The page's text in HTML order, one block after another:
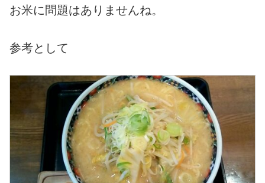
お米に問題はありませんね。
参考として